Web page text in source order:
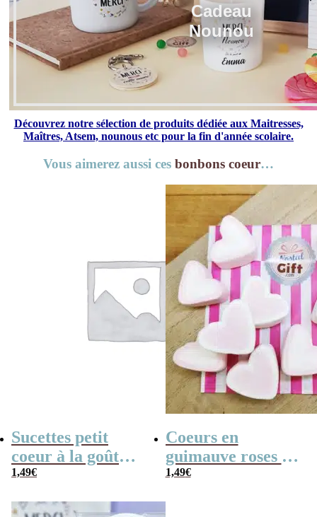
Cadeau
Nounou
Découvrez notre sélection de produits dédiée aux Maitresses,
Maîtres, Atsem, nounous etc pour la fin d'année scolaire.
Vous aimerez aussi ces bonbons coeur…
Sucettes petit
coeur à la goût
cerise x5
1,49€
Coeurs en
guimauve roses et
blancs x 10
1,49€